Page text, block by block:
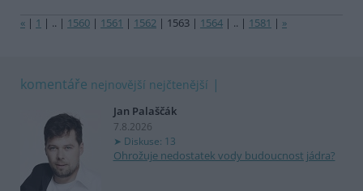
« | 1 | .. | 1560 | 1561 | 1562 | 1563 | 1564 | .. | 1581 | »
komentáře nejnovější nejčtenější
Jan Palaščák
7.8.2026
Diskuse: 13
Ohrožuje nedostatek vody budoucnost jádra?